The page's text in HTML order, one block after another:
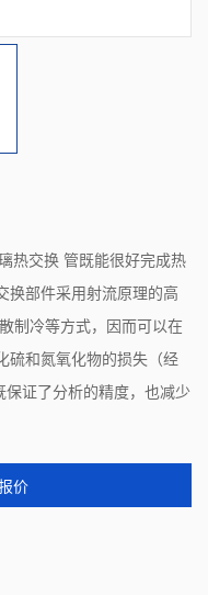
热交换 管既能很好完成热
换部件采用射流原理的高
制冷等方式，因而可以在
硫和氮氧化物的损失（经
证了分析的精度，也减少
价